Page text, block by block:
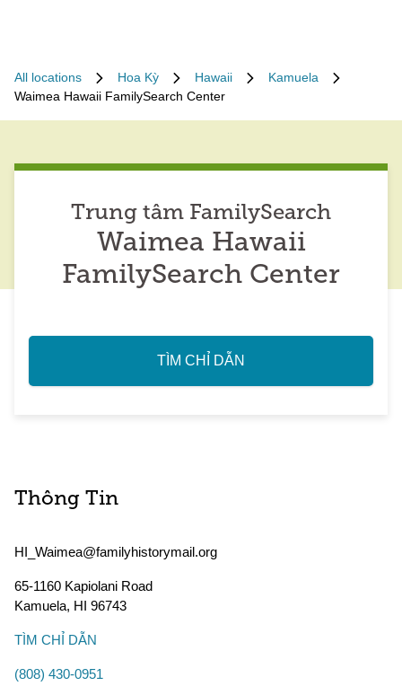
All locations Hoa Kỳ Hawaii
Kamuela
Waimea Hawaii FamilySearch Center
Trung tâm FamilySearch
Waimea Hawaii
FamilySearch Center
TÌM CHỈ DẪN
Thông Tin
HI_Waimea@familyhistorymail.org
65-1160 Kapiolani Road
Kamuela, HI 96743
TÌM CHỈ DẪN
(808) 430-0951